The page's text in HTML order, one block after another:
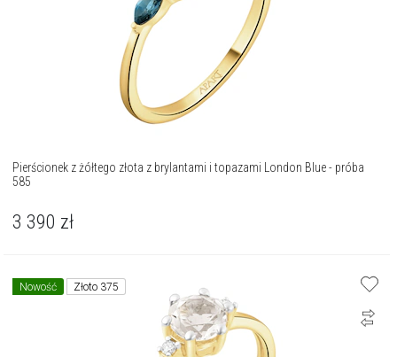
Pierścionek z żółtego złota z brylantami i topazami London Blue - próba
585
3 390 zł
Nowość Złoto 375